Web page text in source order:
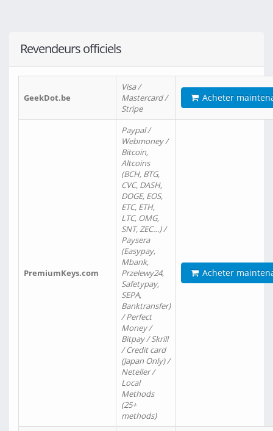
Revendeurs officiels
GeekDot.be
Visa /
Mastercard /
Stripe
Acheter
PremiumKeys.com
Paypal /
Webmoney /
Bitcoin,
Altcoins
(BCH, BTG,
CVC, DASH,
DOGE, EOS,
ETC, ETH,
LTC, OMG,
SNT, ZEC…) /
Paysera
(Easypay,
Mbank,
Przelewy24,
Safetypay,
SEPA,
Banktransfer)
/ Perfect
Money /
Bitpay / Skrill
/ Credit card
(Japan Only) /
Neteller /
Local
Methods
(25+
methods)
Acheter